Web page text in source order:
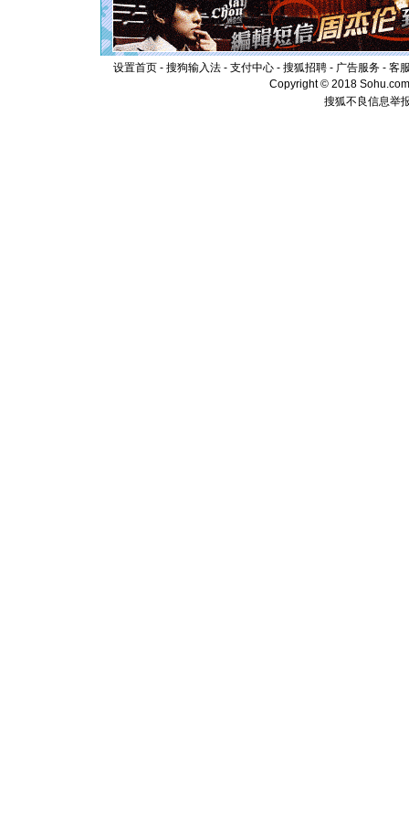
离。水晶
[元旦]当
泣，这痛
卖了。水
[春节] 风
颜！冬去
道一声平
设置首页 - 搜狗输入法 - 支付中心 - 搜狐招聘 - 广告服务 - 客
Copyright © 2018
搜狐不良信息举